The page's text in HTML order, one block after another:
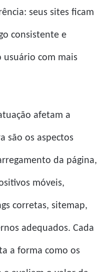
seus sites ficam
consistente e
usuário com mais
afetam a
são os aspectos
da página,
móveis,
corretas, sitemap,
adequados. Cada
a forma como os